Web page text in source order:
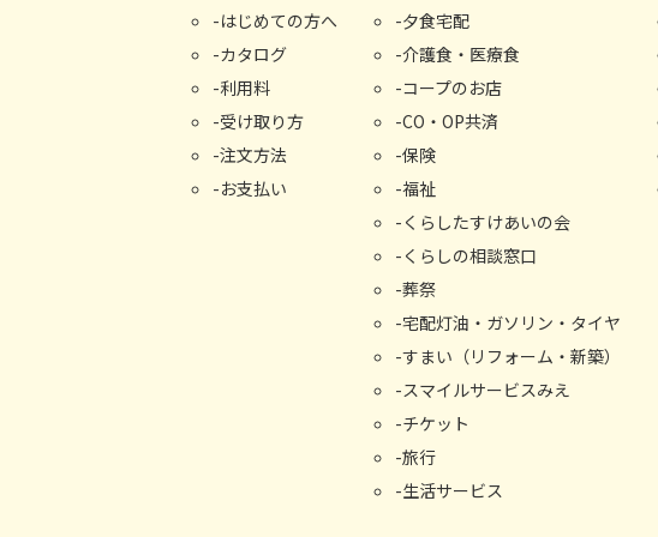
はじめての⽅へ
カタログ
利用料
受け取り⽅
注文方法
お支払い
夕食宅配
介護食・医療食
コープのお店
CO・OP共済
保険
福祉
くらしたすけあいの会
くらしの相談窓⼝
葬祭
宅配灯油・ガソリン・タイヤ
すまい（リフォーム・新築）
スマイルサービスみえ
チケット
旅行
生活サービス